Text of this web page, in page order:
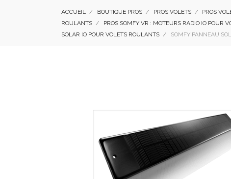
ACCUEIL BOUTIQUE PROS PROS VOLETS PROS
ROULANTS
PROS SOMFY VR : MOTEURS RADIO IO POUR
SOLAR IO POUR VOLETS ROULANTS
SOMFY PANNEAU